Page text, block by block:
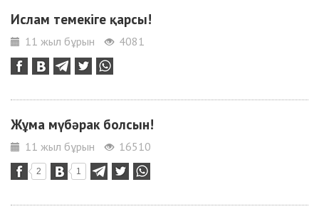
Ислам темекіге қарсы!
11 жыл бұрын 4081
Жұма мүбәрак болсын!
11 жыл бұрын 16510
2 1